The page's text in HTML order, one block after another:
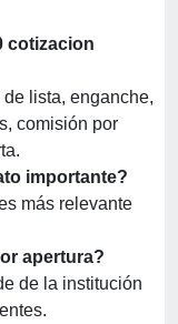
cotizacion
lista, enganche,
comisión por
importante?
más relevante
apertura?
de la institución